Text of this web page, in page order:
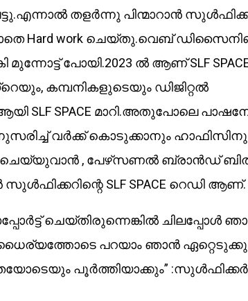
തളർന്നു പിന്മാറാൻ
Hard work ചെയ്തു.വെബ്
പോയി.2023 ൽ ആണ് SLF
കമ്പനികളുടെയും ഡിജിറ്റൽ
SPACE മാറി.അതുപോലെ
വർക്ക് കൊടുക്കാനും ഹാഫിസിനു
ചെയ്യുവാൻ , പേഴ്‌സണൽ ബ്രാൻഡ്
SLF SPACE റെഡി ആണ്.
ചെയ്തിരുന്നെങ്കിൽ ചിലപ്പോൾ
ധൈര്യത്തോടെ പറയാം ഞാൻ
പൂർത്തിയാക്കും” :സുൾഫിക്കർ